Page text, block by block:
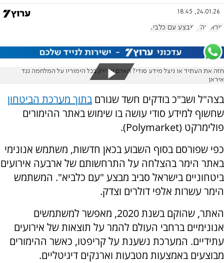
24.01.26, 18:45
איראן צה"ל מבצע עם כלביא
חזה את העתיד או ניצל מידע סודי? האדם שדייק בכל הימוריו על המלחמה נגד
איראן
בצה"ל ושב"כ בודקים חשד שגורם בתוך מערכת הביטחון
שחשוף למידע סודי עושה בו שימוש באתר ההימורים
פולימרקט (Polymarket).
כפי שפורסם בסוף השבוע בכאן חדשות, משתמש אנונימי
באתר הימר בהצלחה על התרחשותם של ארבעה אירועים
ביטחוניים בישראל סביב מבצע "עם כלביא". המשתמש
הימר עשרות אלפי דולרים וצדק.
האתר, שהוקם בשנת 2020, מאפשר למשתמשים
אנונימיים ברחבי העולם להמר על תוצאות של אירועים
עתידיים. המערכת נשענת על קריפטו, כאשר ההימורים
מבוצעים באמצעות מטבעות וארנקים דיגיטליים.